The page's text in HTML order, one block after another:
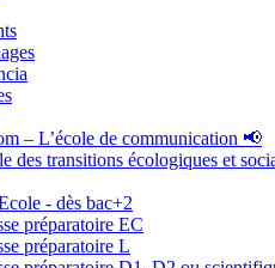
– L’école de communication 📢
des transitions écologiques et
- dès bac+2
préparatoire EC
préparatoire L